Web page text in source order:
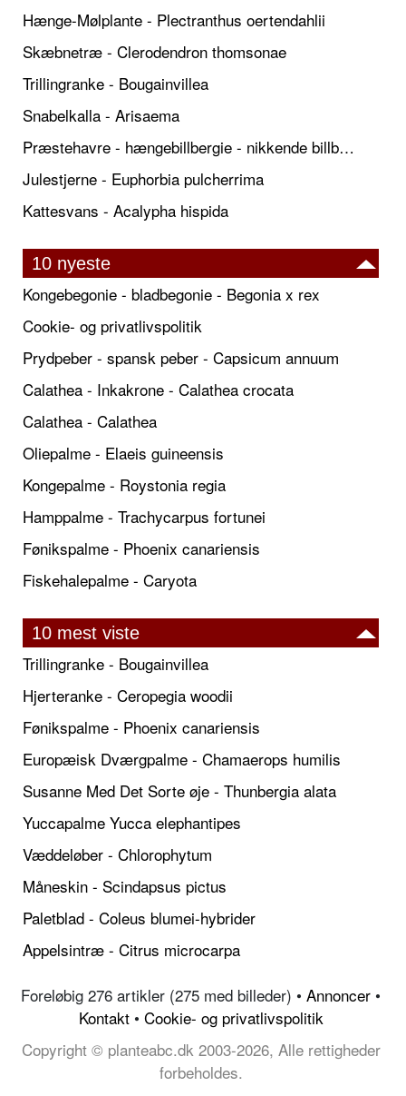
Hænge-Mølplante - Plectranthus oertendahlii
Skæbnetræ - Clerodendron thomsonae
Trillingranke - Bougainvillea
Snabelkalla - Arisaema
Præstehavre - hængebillbergie - nikkende billbergie
Julestjerne - Euphorbia pulcherrima
Kattesvans - Acalypha hispida
10 nyeste
Kongebegonie - bladbegonie - Begonia x rex
Cookie- og privatlivspolitik
Prydpeber - spansk peber - Capsicum annuum
Calathea - Inkakrone - Calathea crocata
Calathea - Calathea
Oliepalme - Elaeis guineensis
Kongepalme - Roystonia regia
Hamppalme - Trachycarpus fortunei
Fønikspalme - Phoenix canariensis
Fiskehalepalme - Caryota
10 mest viste
Trillingranke - Bougainvillea
Hjerteranke - Ceropegia woodii
Fønikspalme - Phoenix canariensis
Europæisk Dværgpalme - Chamaerops humilis
Susanne Med Det Sorte øje - Thunbergia alata
Yuccapalme Yucca elephantipes
Væddeløber - Chlorophytum
Måneskin - Scindapsus pictus
Paletblad - Coleus blumei-hybrider
Appelsintræ - Citrus microcarpa
Foreløbig 276 artikler (275 med billeder) • Annoncer •
Kontakt• Cookie- og privatlivspolitik
Copyright © planteabc.dk 2003-2026, Alle rettigheder
forbeholdes.